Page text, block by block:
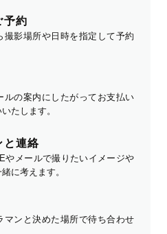
予約
撮影場所や日時を指定して予約
ルの案内にしたがってお支払い
たします。
と連絡
やメールで撮りたいイメージや
に考えます。
マンと決めた場所で待ち合わせ